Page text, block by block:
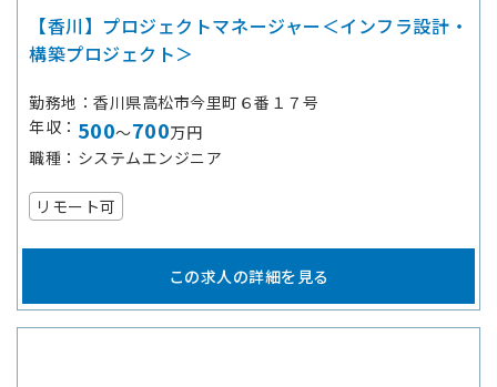
【香川】プロジェクトマネージャー＜インフラ設計・
構築プロジェクト＞
勤務地
香川県高松市今里町６番１７号
年収
500～700万円
職種
システムエンジニア
リモート可
この求人の詳細を見る